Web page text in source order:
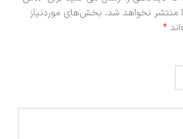
منتشر نخواهد شد. بخش‌های موردنیاز
*